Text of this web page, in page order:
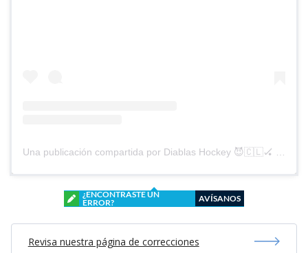
¿ENCONTRASTE UN
ERROR?
AVÍSANOS
Revisa nuestra página de correcciones